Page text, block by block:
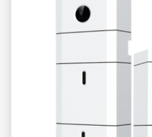
ခုဖြစ်သည်။ iESG စီးရီးကို အမြင့်ဆုံးလျှေ
ခြင်း၊ ဝယ်လိုအားစီမံခန့်ခွဲမှု၊ optical
microgrids၊ အရန်ပါဝါအရင်းအမြစ်များ